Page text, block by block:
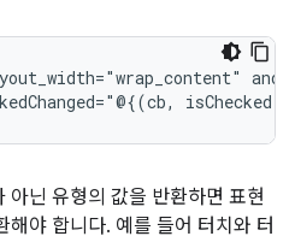
isChecked)
아닌 유형의 값을 반환하면 표현
해야 합니다. 예를 들어 터치와 터